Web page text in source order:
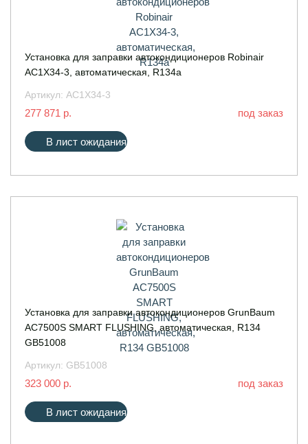
Установка для заправки автокондиционеров Robinair
AC1X34-3, автоматическая, R134a
Артикул: AC1X34-3
277 871 р. под заказ
В лист ожидания
Установка для заправки автокондиционеров GrunBaum
AC7500S SMART FLUSHING, автоматическая, R134
GB51008
Артикул: GB51008
323 000 р. под заказ
В лист ожидания